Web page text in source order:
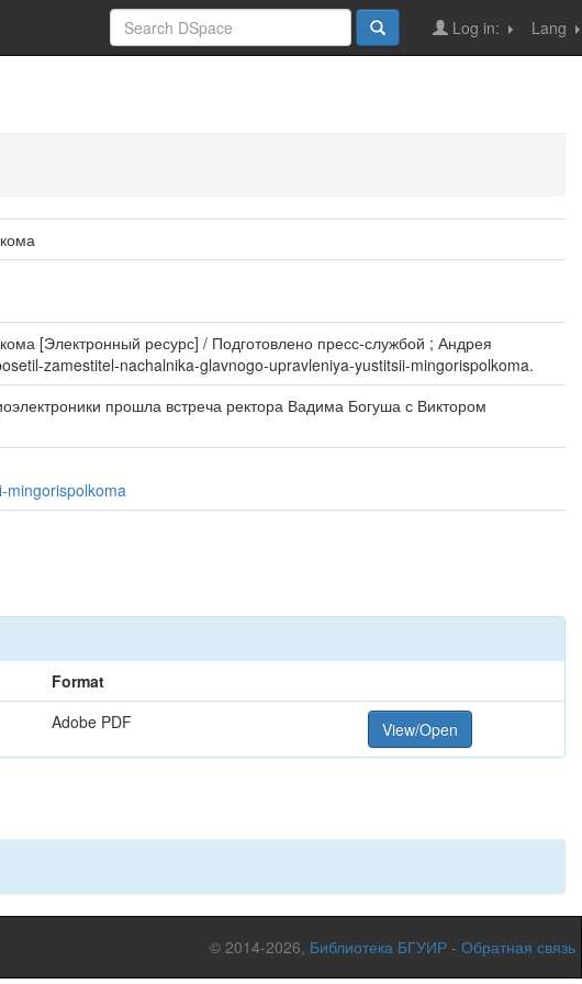
Lang
Log in:
[Электронный ресурс] / Подготовлено пресс-службой ; Андрея
zamestitel-nachalnika-glavnogo-upravleniya-yustitsii-mingorispolkoma.
прошла встреча ректора Вадима Богуша с Виктором
mingorispolkoma
Format
Adobe PDF View/Open
© 2014-2026, Библиотека БГУИР - Обратная связь